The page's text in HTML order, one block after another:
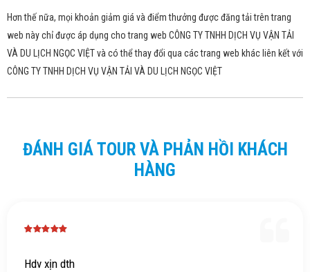
Hơn thế nữa, mọi khoản giảm giá và điểm thưởng được đăng tải trên trang
web này chỉ được áp dụng cho trang web CÔNG TY TNHH DỊCH VỤ VẬN TẢI
VÀ DU LỊCH NGỌC VIỆT và có thể thay đổi qua các trang web khác liên kết với
CÔNG TY TNHH DỊCH VỤ VẬN TẢI VÀ DU LỊCH NGỌC VIỆT
ĐÁNH GIÁ TOUR VÀ PHẢN HỒI KHÁCH
HÀNG
Hdv xịn dth